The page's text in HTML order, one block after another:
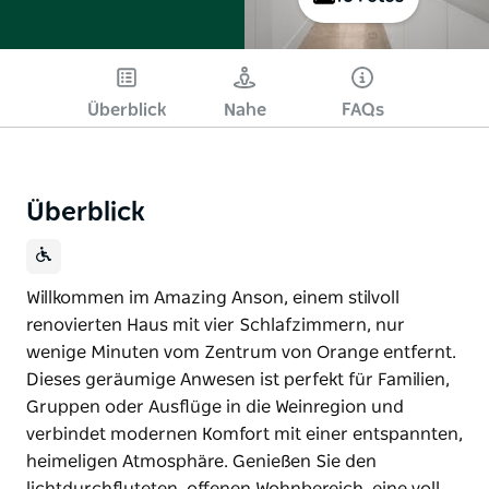
Überblick Nahe FAQs
Überblick
Willkommen im Amazing Anson, einem stilvoll
renovierten Haus mit vier Schlafzimmern, nur
wenige Minuten vom Zentrum von Orange entfernt.
Dieses geräumige Anwesen ist perfekt für Familien,
Gruppen oder Ausflüge in die Weinregion und
verbindet modernen Komfort mit einer entspannten,
heimeligen Atmosphäre. Genießen Sie den